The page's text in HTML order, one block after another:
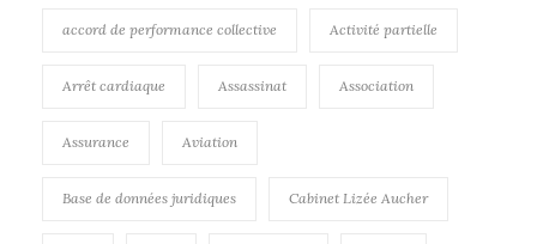
accord de performance collective Activité partielle
Arrêt cardiaque Assassinat Association
Assurance Aviation
Base de données juridiques Cabinet Lizée Aucher